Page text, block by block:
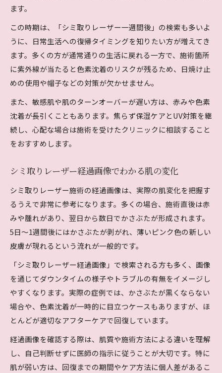
ます。
この時期は、「シミ取りレーザー一週間後」の検索も多いよ
うに、日常生活への復帰タイミングを知りたい方が増えてき
ます。多くの方が通常通りの生活に戻れる一方で、施術箇所
に紫外線が当たると色素沈着のリスクが残るため、日焼け止
めの使用や帽子などの対策が欠かせません。
また、敏感肌や肌のターンオーバーが遅い方は、赤みや色素
沈着が長引くこともあります。焦らず保湿ケアとUV対策を継
続し、心配な場合は施術を受けたクリニックに相談すること
をおすすめします。
シミ取りレーザー経過画像でわかる肌の変化
シミ取りレーザー施術の経過画像は、実際の肌変化を把握す
るうえで非常に参考になります。多くの場合、施術直後は赤
みや腫れがあり、翌日から数日でかさぶたが形成されます。
5日～1週間後にはかさぶたが剥がれ、薄いピンク色の新しい
皮膚が現れるという流れが一般的です。
「シミ取りレーザー経過画像」で検索される方も多く、画像
を通じてダウンタイムの様子やトラブルの有無をイメージし
やすくなります。実際の症例では、かさぶたが黒くならない
場合や、色素沈着が一時的に目立つケースもありますが、ほ
とんどが適切なアフターケアで回復しています。
経過画像を確認する際は、肌質や施術方法による違いを理解
し、自己判断せずに医師の指示に従うことが大切です。特に
肌が弱い方は、回復までの期間やケア方法に個人差があるこ